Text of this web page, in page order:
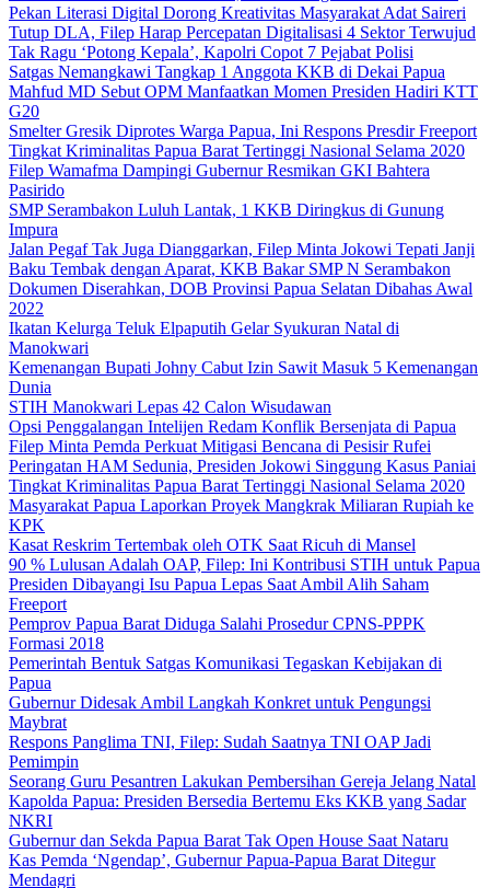
Pekan Literasi Digital Dorong Kreativitas Masyarakat Adat Saireri
Tutup DLA, Filep Harap Percepatan Digitalisasi 4 Sektor Terwujud
Tak Ragu ‘Potong Kepala’, Kapolri Copot 7 Pejabat Polisi
Satgas Nemangkawi Tangkap 1 Anggota KKB di Dekai Papua
Mahfud MD Sebut OPM Manfaatkan Momen Presiden Hadiri KTT
G20
Smelter Gresik Diprotes Warga Papua, Ini Respons Presdir Freeport
Tingkat Kriminalitas Papua Barat Tertinggi Nasional Selama 2020
Filep Wamafma Dampingi Gubernur Resmikan GKI Bahtera
Pasirido
SMP Serambakon Luluh Lantak, 1 KKB Diringkus di Gunung
Impura
Jalan Pegaf Tak Juga Dianggarkan, Filep Minta Jokowi Tepati Janji
Baku Tembak dengan Aparat, KKB Bakar SMP N Serambakon
Dokumen Diserahkan, DOB Provinsi Papua Selatan Dibahas Awal
2022
Ikatan Kelurga Teluk Elpaputih Gelar Syukuran Natal di
Manokwari
Kemenangan Bupati Johny Cabut Izin Sawit Masuk 5 Kemenangan
Dunia
STIH Manokwari Lepas 42 Calon Wisudawan
Opsi Penggalangan Intelijen Redam Konflik Bersenjata di Papua
Filep Minta Pemda Perkuat Mitigasi Bencana di Pesisir Rufei
Peringatan HAM Sedunia, Presiden Jokowi Singgung Kasus Paniai
Tingkat Kriminalitas Papua Barat Tertinggi Nasional Selama 2020
Masyarakat Papua Laporkan Proyek Mangkrak Miliaran Rupiah ke
KPK
Kasat Reskrim Tertembak oleh OTK Saat Ricuh di Mansel
90 % Lulusan Adalah OAP, Filep: Ini Kontribusi STIH untuk Papua
Presiden Dibayangi Isu Papua Lepas Saat Ambil Alih Saham
Freeport
Pemprov Papua Barat Diduga Salahi Prosedur CPNS-PPPK
Formasi 2018
Pemerintah Bentuk Satgas Komunikasi Tegaskan Kebijakan di
Papua
Gubernur Didesak Ambil Langkah Konkret untuk Pengungsi
Maybrat
Respons Panglima TNI, Filep: Sudah Saatnya TNI OAP Jadi
Pemimpin
Seorang Guru Pesantren Lakukan Pembersihan Gereja Jelang Natal
Kapolda Papua: Presiden Bersedia Bertemu Eks KKB yang Sadar
NKRI
Gubernur dan Sekda Papua Barat Tak Open House Saat Nataru
Kas Pemda ‘Ngendap’, Gubernur Papua-Papua Barat Ditegur
Mendagri